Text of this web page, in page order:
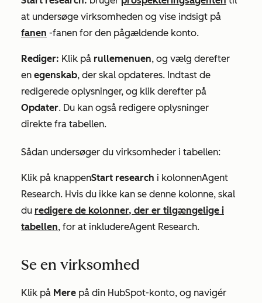
at undersøge virksomheden og vise indsigt på
fanen -fanen for den pågældende konto.
Rediger: Klik på rullemenuen, og vælg derefter
en egenskab, der skal opdateres. Indtast de
redigerede oplysninger, og klik derefter på
Opdater. Du kan også redigere oplysninger
direkte fra tabellen.
Sådan undersøger du virksomheder i tabellen:
Klik på knappenStart research i kolonnenAgent
Research. Hvis du ikke kan se denne kolonne, skal
du redigere de kolonner, der er tilgængelige i
tabellen, for at inkludereAgent Research.
Se en virksomhed
Klik på Mere på din HubSpot-konto, og navigér